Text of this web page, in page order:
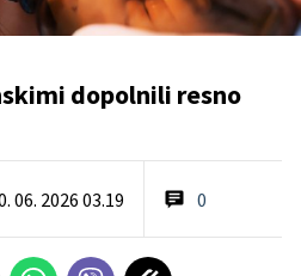
dopolnili resno
06. 2026 03.19 0